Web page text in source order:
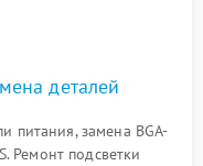
деталей
питания, замена BGA-
Ремонт подсветки